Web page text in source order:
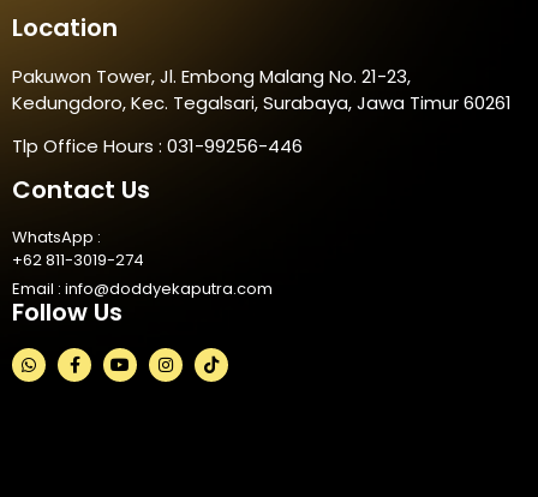
Location
Pakuwon Tower, Jl. Embong Malang No. 21-23,
Kedungdoro, Kec. Tegalsari, Surabaya, Jawa Timur 60261
Tlp Office Hours : 031-99256-446
Contact Us
WhatsApp :
+62 811-3019-274
Email : info@doddyekaputra.com
Follow Us